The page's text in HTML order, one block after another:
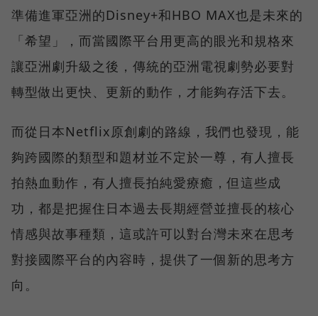
準備進軍亞洲的Disney+和HBO MAX也是未來的
「希望」，而當國際平台用更高的眼光和規格來
讓亞洲劇升級之後，傳統的亞洲電視劇勢必要對
轉型做出更快、更新的動作，才能夠存活下去。
而從日本Netflix原創劇的路線，我們也發現，能
夠跨國際的類型和題材並不定於一尊，有人擅長
拍熱血動作，有人擅長拍純愛療癒，但這些成
功，都是把握住日本過去長期經營並擅長的核心
情感與故事種類，這或許可以對台灣未來在思考
對接國際平台的內容時，提供了一個新的思考方
向。